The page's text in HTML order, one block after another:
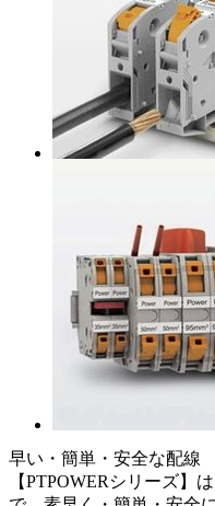
早い・簡単・安全な配線
【PTPOWERシリーズ】